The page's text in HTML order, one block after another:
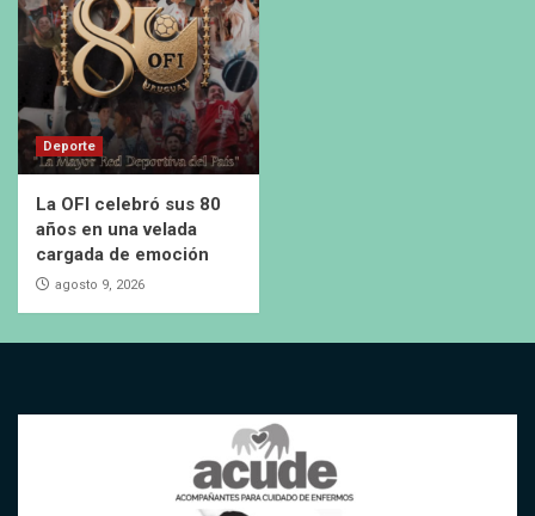
Deporte
La OFI celebró sus 80
años en una velada
cargada de emoción
agosto 9, 2026